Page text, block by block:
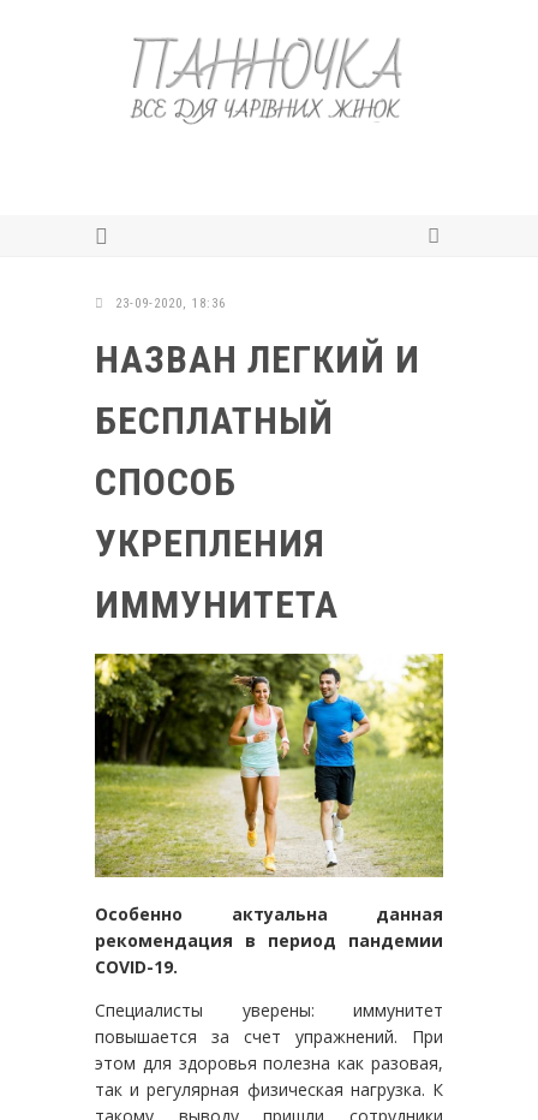
23-09-2020, 18:36
НАЗВАН ЛЕГКИЙ И
БЕСПЛАТНЫЙ
СПОСОБ
УКРЕПЛЕНИЯ
ИММУНИТЕТА
Особенно актуальна данная
рекомендация в период пандемии
COVID-19.
Специалисты уверены: иммунитет
повышается за счет упражнений. При
этом для здоровья полезна как разовая,
так и регулярная физическая нагрузка. К